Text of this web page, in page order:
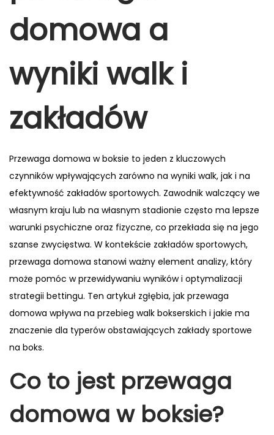
5
domowa a
wyniki walk i
zakładów
Przewaga domowa w boksie to jeden z kluczowych
czynników wpływających zarówno na wyniki walk, jak i na
efektywność zakładów sportowych. Zawodnik walczący we
własnym kraju lub na własnym stadionie często ma lepsze
warunki psychiczne oraz fizyczne, co przekłada się na jego
szanse zwycięstwa. W kontekście zakładów sportowych,
przewaga domowa stanowi ważny element analizy, który
może pomóc w przewidywaniu wyników i optymalizacji
strategii bettingu. Ten artykuł zgłębia, jak przewaga
domowa wpływa na przebieg walk bokserskich i jakie ma
znaczenie dla typerów obstawiających zakłady sportowe
na boks.
Co to jest przewaga
domowa w boksie?